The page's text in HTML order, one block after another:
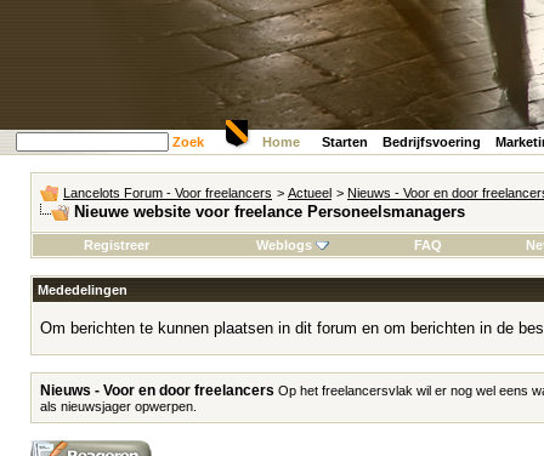
Zoek Home Starten Bedrijfsvoering
Lancelots Forum - Voor freelancers > Actueel > Nieuws - Voor en door
Nieuwe website voor freelance Personeelsmanagers
Registreer Weblogs FAQ
Mededelingen
Om berichten te kunnen plaatsen in dit forum en om berichten in de
Nieuws - Voor en door freelancers Op het freelancersvlak wil er nog wel eens
als nieuwsjager opwerpen.